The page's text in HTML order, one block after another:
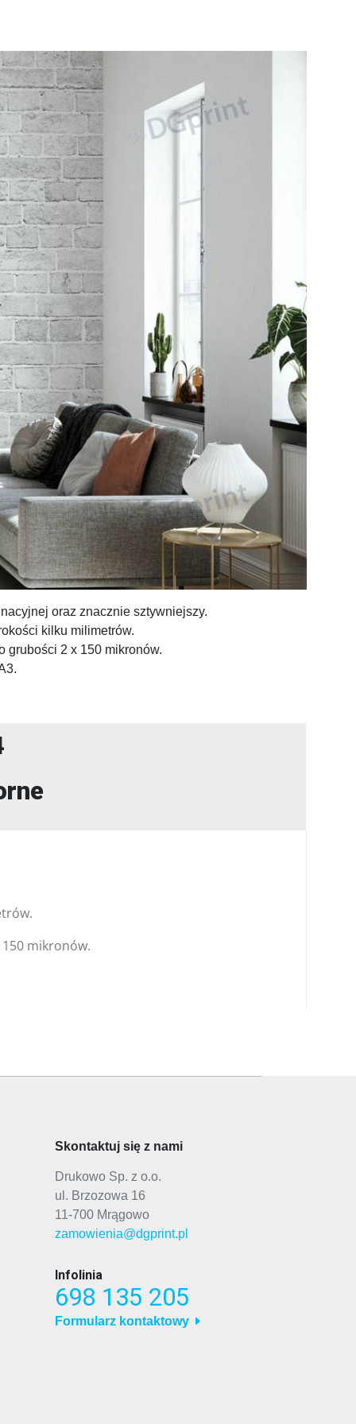
oraz znacznie sztywniejszy.
kilku milimetrów.
grubości 2 x 150 mikronów.
mikronów.
Skontaktuj się z nami
Drukowo Sp. z o.o.
ul. Brzozowa 16
11-700 Mrągowo
zamowienia@dgprint.pl
Infolinia
698 135 205
Formularz kontaktowy